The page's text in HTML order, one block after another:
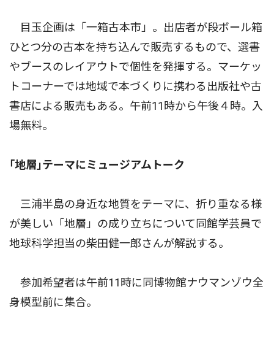
目玉企画は「一箱古本市」。出店者が段ボール箱
ひとつ分の古本を持ち込んで販売するもので、選書
やブースのレイアウトで個性を発揮する。マーケッ
トコーナーでは地域で本づくりに携わる出版社や古
書店による販売もある。午前11時から午後４時。入
場無料。
｢地層｣テーマにミュージアムトーク
三浦半島の身近な地質をテーマに、折り重なる様
が美しい「地層」の成り立ちについて同館学芸員で
地球科学担当の柴田健一郎さんが解説する。
参加希望者は午前11時に同博物館ナウマンゾウ全
身模型前に集合。